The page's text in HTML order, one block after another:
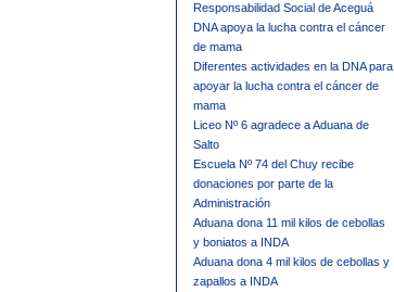
Responsabilidad Social de Aceguá
DNA apoya la lucha contra el cáncer
de mama
Diferentes actividades en la DNA para
apoyar la lucha contra el cáncer de
mama
Liceo Nº 6 agradece a Aduana de
Salto
Escuela Nº 74 del Chuy recibe
donaciones por parte de la
Administración
Aduana dona 11 mil kilos de cebollas
y boniatos a INDA
Aduana dona 4 mil kilos de cebollas y
zapallos a INDA